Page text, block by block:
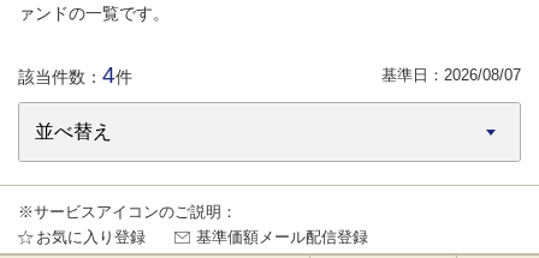
ァンドの一覧です。
該当件数： 4件 基準日： 2026/08/07
※サービスアイコンのご説明：
お気に入り登録
基準価額メール配信登録